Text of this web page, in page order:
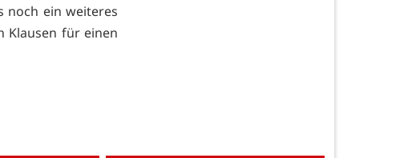
noch ein weiteres
Klausen für einen